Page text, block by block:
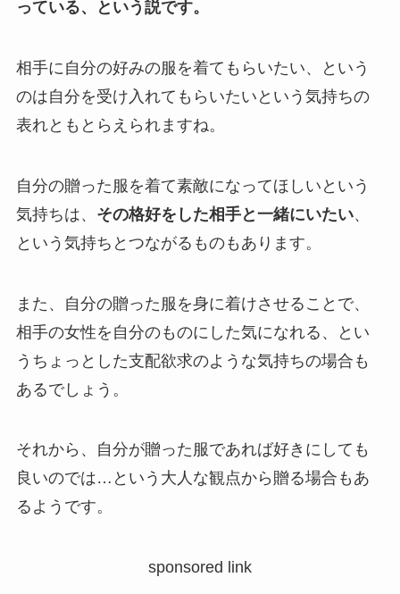
っている、という説です。
相手に自分の好みの服を着てもらいたい、という
のは自分を受け入れてもらいたいという気持ちの
表れともとらえられますね。
自分の贈った服を着て素敵になってほしいという
気持ちは、 その格好をした相手と一緒にいたい、
という気持ちとつながるものもあります。
また、自分の贈った服を身に着けさせることで、
相手の女性を自分のものにした気になれる、とい
うちょっとした支配欲求のような気持ちの場合も
あるでしょう。
それから、自分が贈った服であれば好きにしても
良いのでは…という大人な観点から贈る場合もあ
るようです。
sponsored link